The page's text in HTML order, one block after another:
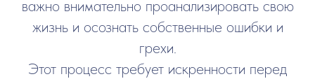
важно внимательно проанализировать свою
жизнь и осознать собственные ошибки и
грехи.
Этот процесс требует искренности перед